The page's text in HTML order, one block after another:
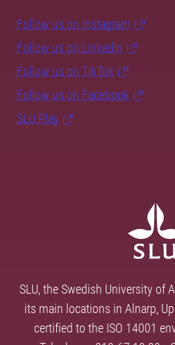
Follow us on Instagram
Follow us on LinkedIn
Follow us on TikTok
Follow us on Facebook
SLU Play
SLU, the Swedish University of
its main locations in Alnarp,
certified to the ISO 14001